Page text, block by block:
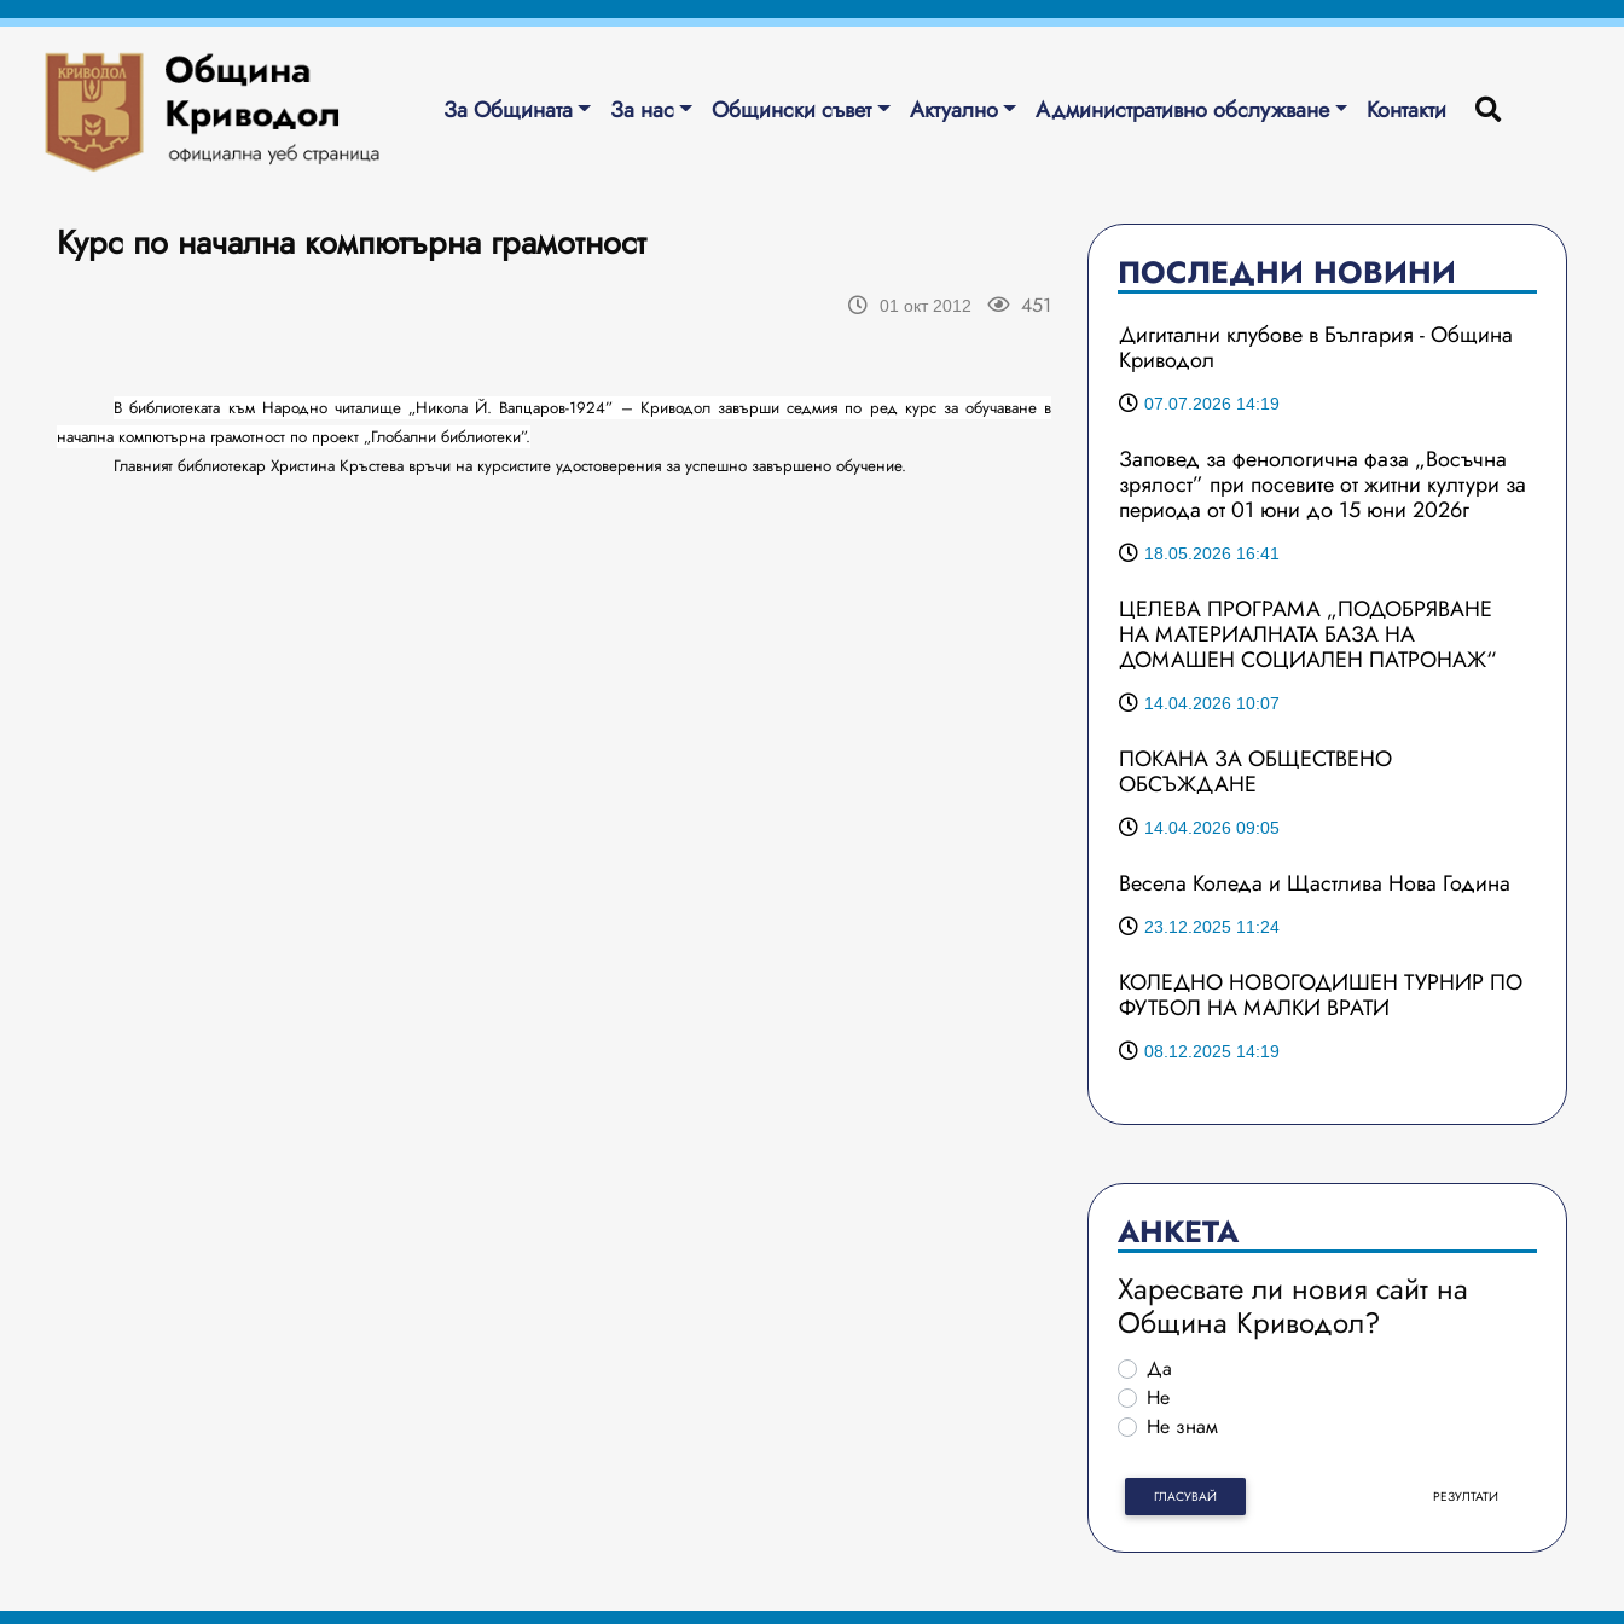
За Общината За нас Общински съвет Актуално Административно обслужване Контакти
Курс по начална компютърна грамотност
01 окт 2012 451
В библиотеката към Народно читалище „Никола Й. Вапцаров-1924” – Криводол завърши седмия по ред курс за обучаване в
начална компютърна грамотност по проект „Глобални библиотеки”.
Главният библиотекар Христина Кръстева връчи на курсистите удостоверения за успешно завършено обучение.
ПОСЛЕДНИ НОВИНИ
Дигитални клубове в България - Община
Криводол
07.07.2026 14:19
Заповед за фенологична фаза „Восъчна
зрялост” при посевите от житни култури за
периода от 01 юни до 15 юни 2026г
18.05.2026 16:41
ЦЕЛЕВА ПРОГРАМА „ПОДОБРЯВАНЕ
НА МАТЕРИАЛНАТА БАЗА НА
ДОМАШЕН СОЦИАЛЕН ПАТРОНАЖ“
14.04.2026 10:07
ПОКАНА ЗА ОБЩЕСТВЕНО
ОБСЪЖДАНЕ
14.04.2026 09:05
Весела Коледа и Щастлива Нова Година
23.12.2025 11:24
КОЛЕДНО НОВОГОДИШЕН ТУРНИР ПО
ФУТБОЛ НА МАЛКИ ВРАТИ
08.12.2025 14:19
АНКЕТА
Харесвате ли новия сайт на
Община Криводол?
Да
Не
Не знам
ГЛАСУВАЙ РЕЗУЛТАТИ